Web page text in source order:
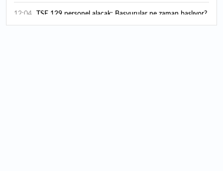
12:04 TSE 129 personel alacak: Başvurular ne zaman başlıyor?